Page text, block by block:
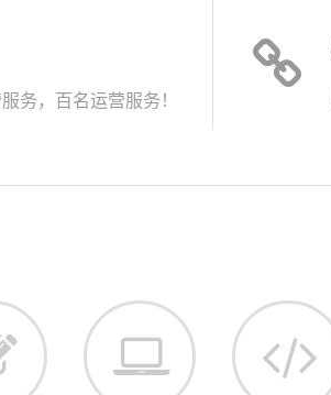
务，百名运营服务！